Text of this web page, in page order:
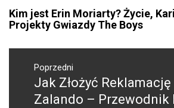
Kim jest Erin Moriarty? Życie,
Projekty Gwiazdy The Boys
Nawigacja
wpisuPoprzedni
Poprzedni
wpis:
Jak Złożyć
Zalando – Przewodnik